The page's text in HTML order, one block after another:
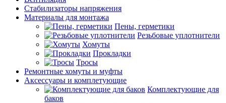
Стабилизаторы напряжения
Материалы для монтажа
Пены, герметики
Резьбовые уплотнители
Хомуты
Прокладки
Тросы
Ремонтные хомуты и муфты
Аксессуары и комплетующие
Комплектующие для
баков